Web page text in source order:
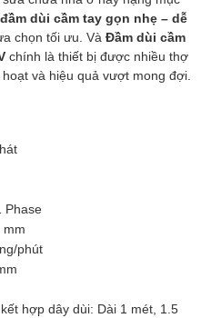
đầm dùi cầm tay gọn nhẹ – dễ
chọn tối ưu. Và Đầm dùi cầm
chính là thiết bị được nhiều thợ
và hiệu quả vượt mong đợi.
Phase
phút
hợp dây dùi: Dài 1 mét, 1.5